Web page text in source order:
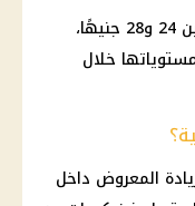
المعبأ فاستقر سعر الكيلو بين 24 و28 جنيهًا،
خلال
المعروض داخل